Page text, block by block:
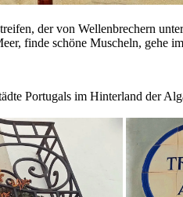
der von Wellenbrechern
finde schöne Muscheln, gehe
Portugals im Hinterland der